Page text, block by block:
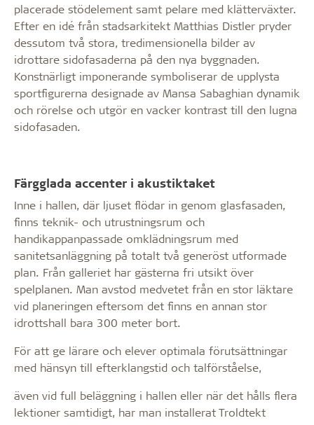
placerade stödelement samt pelare med klätterväxter.
Efter en idé från stadsarkitekt Matthias Distler pryder
dessutom två stora, tredimensionella bilder av
idrottare sidofasaderna på den nya byggnaden.
Konstnärligt imponerande symboliserar de upplysta
sportfigurerna designade av Mansa Sabaghian dynamik
och rörelse och utgör en vacker kontrast till den lugna
sidofasaden.
Färgglada accenter i akustiktaket
Inne i hallen, där ljuset flödar in genom glasfasaden,
finns teknik- och utrustningsrum och
handikappanpassade omklädningsrum med
sanitetsanläggning på totalt två generöst utformade
plan. Från galleriet har gästerna fri utsikt över
spelplanen. Man avstod medvetet från en stor läktare
vid planeringen eftersom det finns en annan stor
idrottshall bara 300 meter bort.
För att ge lärare och elever optimala förutsättningar
med hänsyn till efterklangstid och talförståelse,
även vid full beläggning i hallen eller när det hålls flera
lektioner samtidigt, har man installerat Troldtekt